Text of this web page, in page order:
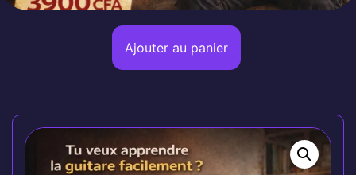
Ajouter au panier